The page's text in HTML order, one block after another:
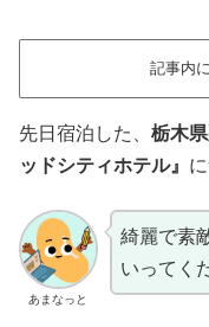
記事内
先日宿泊した、 栃木
ッドシティホテル』
あまなっと
綺麗で素
いってく